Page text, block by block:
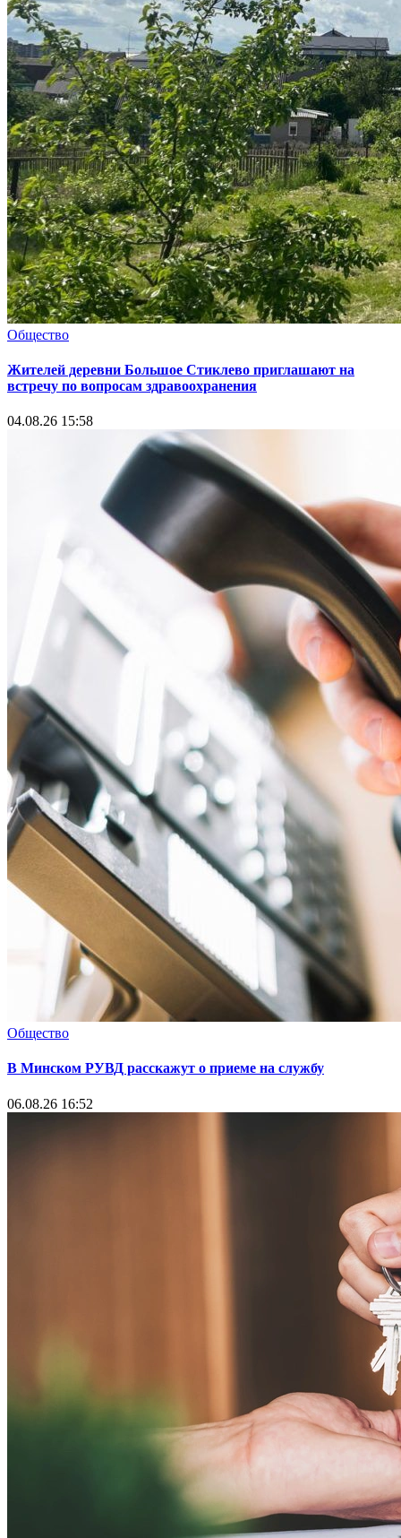
Общество
Жителей деревни Большое Стиклево приглашают на
встречу по вопросам здравоохранения
04.08.26 15:58
Общество
В Минском РУВД расскажут о приеме на службу
06.08.26 16:52